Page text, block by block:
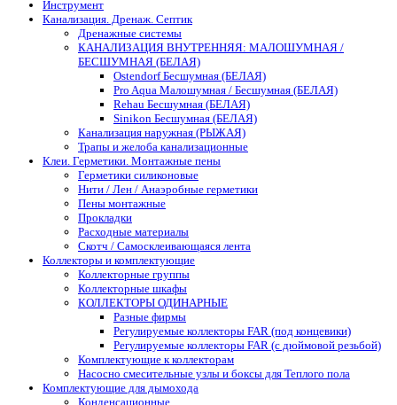
Инструмент
Канализация. Дренаж. Септик
Дренажные системы
КАНАЛИЗАЦИЯ ВНУТРЕННЯЯ: МАЛОШУМНАЯ /
БЕСШУМНАЯ (БЕЛАЯ)
Ostendorf Бесшумная (БЕЛАЯ)
Pro Aqua Малошумная / Бесшумная (БЕЛАЯ)
Rehau Бесшумная (БЕЛАЯ)
Sinikon Бесшумная (БЕЛАЯ)
Канализация наружная (РЫЖАЯ)
Трапы и желоба канализационные
Клеи. Герметики. Монтажные пены
Герметики силиконовые
Нити / Лен / Анаэробные герметики
Пены монтажные
Прокладки
Расходные материалы
Скотч / Самосклеивающаяся лента
Коллекторы и комплектующие
Коллекторные группы
Коллекторные шкафы
КОЛЛЕКТОРЫ ОДИНАРНЫЕ
Разные фирмы
Регулируемые коллекторы FAR (под концевики)
Регулируемые коллекторы FAR (с дюймовой резьбой)
Комплектующие к коллекторам
Насосно смесительные узлы и боксы для Теплого пола
Комплектующие для дымохода
Конденсационные